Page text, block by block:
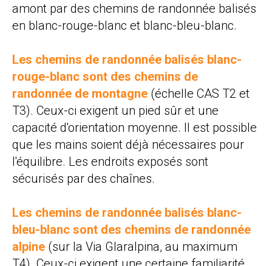
amont par des chemins de randonnée balisés
en blanc-rouge-blanc et blanc-bleu-blanc.
Les chemins de randonnée balisés blanc-
rouge-blanc sont des chemins de
randonnée de montagne (échelle CAS T2 et
T3). Ceux-ci exigent un pied sûr et une
capacité d'orientation moyenne. Il est possible
que les mains soient déjà nécessaires pour
l'équilibre. Les endroits exposés sont
sécurisés par des chaînes.
Les chemins de randonnée balisés blanc-
bleu-blanc sont des chemins de randonnée
alpine (sur la Via Glaralpina, au maximum